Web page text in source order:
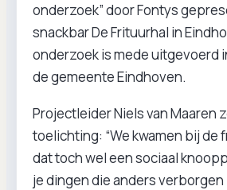
onderzoek” door Fontys
snackbar De Frituurhal in
onderzoek is mede uitgevoerd
de gemeente Eindhoven.
Projectleider Niels van Maaren
toelichting: “We kwamen bij de
dat toch wel een sociaal
je dingen die anders